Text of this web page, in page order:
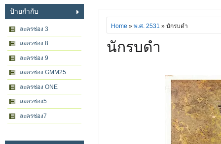
ป้ายกำกับ
ละครช่อง 3
ละครช่อง 8
ละครช่อง 9
ละครช่อง GMM25
ละครช่อง ONE
ละครช่อง5
ละครช่อง7
Home » พ.ศ. 2531 » นักรบดำ
นักรบดำ